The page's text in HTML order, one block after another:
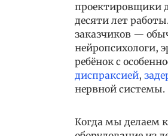
проектировщики
десяти лет
заказчиков —
нейропсихологи,
ребёнок с
диспраксией,
нервной системы.
Когда мы делаем